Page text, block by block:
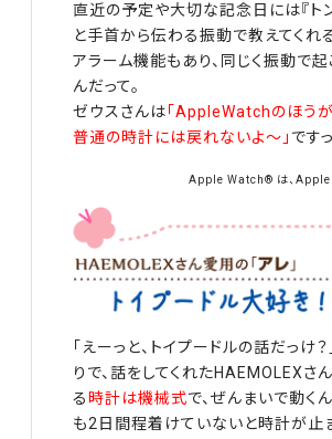
直近の予定や大切な記念日には『トン
と手首から伝わる振動で教えてくれる
アラーム機能もあり、同じく振動で起
んだって。
ゼウスさんは「AppleWatchのほうが
普通の時計には戻れないよ～」 ですっ
Apple Watch® は、Apple
「えーっと、トイプードルの話だっけ
りで、話をしてくれたHAEMOLEXさ
る時計は機械式で、ぜんまいで動く
も2日間程着けていないと時計が止